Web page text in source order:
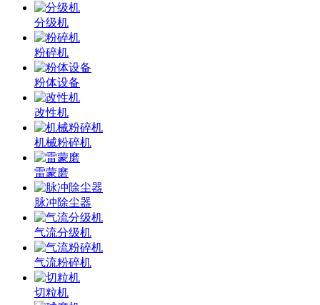
分级机
粉碎机
粉体设备
改性机
机械粉碎机
雷蒙磨
脉冲除尘器
气流分级机
气流粉碎机
切粒机